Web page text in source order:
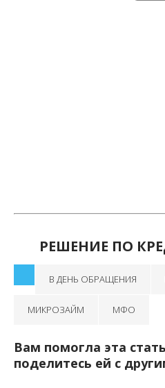
РЕШЕНИЕ ПО
В ДЕНЬ ОБРАЩЕНИЯ
МИКРОЗАЙМ МФО
Вам помогла эта
поделитесь ей с